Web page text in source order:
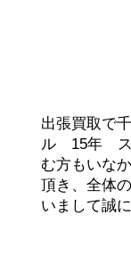
出張買取で
ル 15年 ス
む方もいな
頂き、全体
いまして誠